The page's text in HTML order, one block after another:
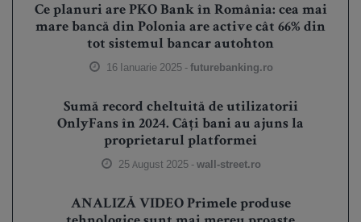
Ce planuri are PKO Bank în România: cea mai
mare bancă din Polonia are active cât 66% din
tot sistemul bancar autohton
16 Ianuarie 2025 -futurebanking.ro
Sumă record cheltuită de utilizatorii
OnlyFans în 2024. Câți bani au ajuns la
proprietarul platformei
25 August 2025 -wall-street.ro
ANALIZĂ VIDEO Primele produse